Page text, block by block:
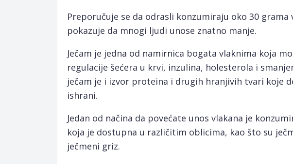
Preporučuje se da odrasli konzumiraju oko 30
pokazuje da mnogi ljudi unose znatno manje.
Ječam je jedna od namirnica bogata vlaknima koja
regulacije šećera u krvi, inzulina, holesterola i
ječam je i izvor proteina i drugih hranjivih tvari koje
ishrani.
Jedan od načina da povećate unos vlakana je
koja je dostupna u različitim oblicima, kao što su
ječmeni griz.